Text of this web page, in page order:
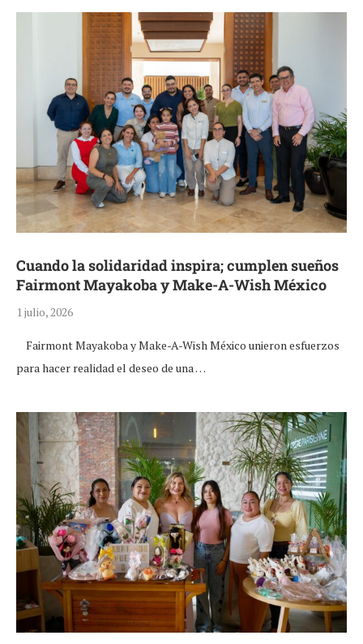
Cuando la solidaridad inspira; cumplen sueños
Fairmont Mayakoba y Make-A-Wish México
1 julio, 2026
Fairmont Mayakoba y Make-A-Wish México unieron esfuerzos
para hacer realidad el deseo de una …